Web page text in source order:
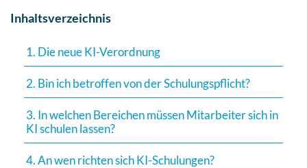
Inhaltsverzeichnis
1. Die neue KI-Verordnung
2. Bin ich betroffen von der Schulungspflicht?
3. In welchen Bereichen müssen Mitarbeiter sich in
KI schulen lassen?
4. An wen richten sich KI-Schulungen?